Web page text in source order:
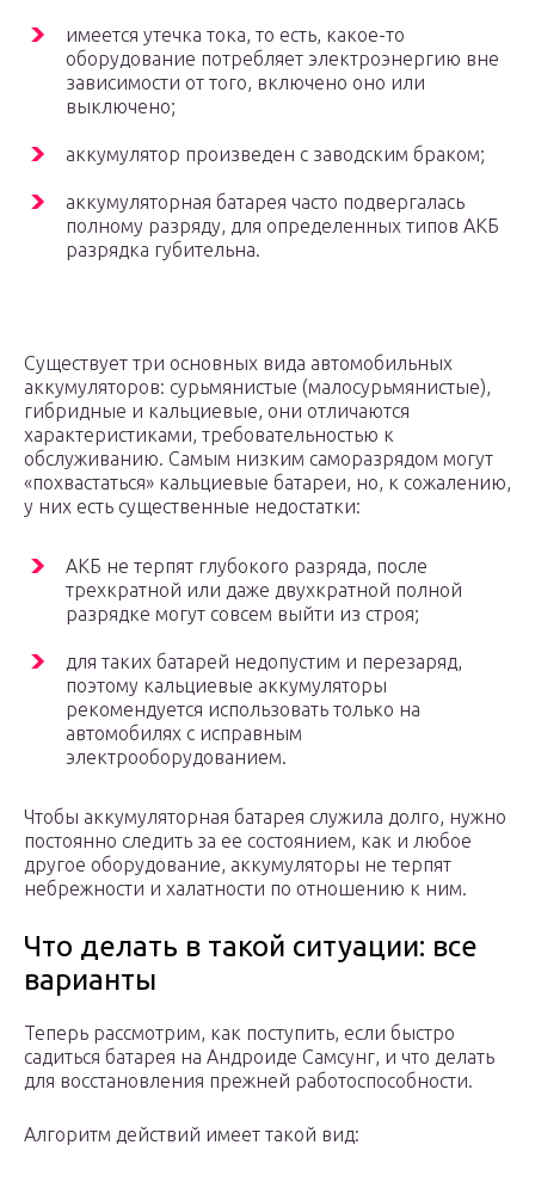
имеется утечка тока, то есть, какое-то
оборудование потребляет электроэнергию вне
зависимости от того, включено оно или
выключено;
аккумулятор произведен с заводским браком;
аккумуляторная батарея часто подвергалась
полному разряду, для определенных типов АКБ
разрядка губительна.
Существует три основных вида автомобильных
аккумуляторов: сурьмянистые (малосурьмянистые),
гибридные и кальциевые, они отличаются
характеристиками, требовательностью к
обслуживанию. Самым низким саморазрядом могут
«похвастаться» кальциевые батареи, но, к сожалению,
у них есть существенные недостатки:
АКБ не терпят глубокого разряда, после
трехкратной или даже двухкратной полной
разрядке могут совсем выйти из строя;
для таких батарей недопустим и перезаряд,
поэтому кальциевые аккумуляторы
рекомендуется использовать только на
автомобилях с исправным
электрооборудованием.
Чтобы аккумуляторная батарея служила долго, нужно
постоянно следить за ее состоянием, как и любое
другое оборудование, аккумуляторы не терпят
небрежности и халатности по отношению к ним.
Что делать в такой ситуации: все
варианты
Теперь рассмотрим, как поступить, если быстро
садиться батарея на Андроиде Самсунг, и что делать
для восстановления прежней работоспособности.
Алгоритм действий имеет такой вид: